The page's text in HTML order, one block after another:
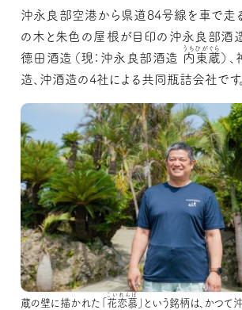
沖永良部空港から県道84号線を車で走る
の木と朱色の屋根が目印の沖永良部酒造
德田酒造（現：沖永良部酒造 内東蔵
うちひがぐら
）
造、沖酒造の4社による共同瓶詰会社です。
蔵の壁に描かれた「 花恋慕
こいれんぼ
」という銘柄は、かつて
蔵の壁に描かれた「 花恋慕
こいれんぼ
」という銘柄は、かつて